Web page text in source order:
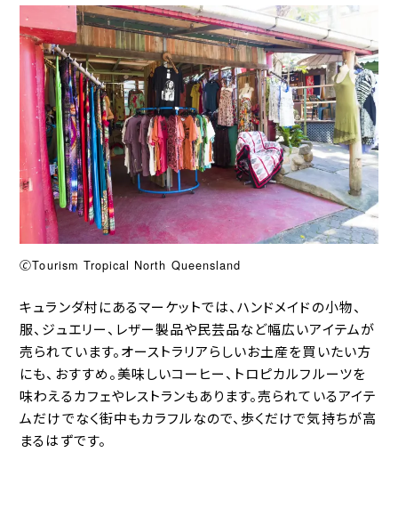
🄫Tourism Tropical North Queensland
キュランダ村にあるマーケットでは、ハンドメイドの小物、
服、ジュエリー、レザー製品や民芸品など幅広いアイテムが
売られています。オーストラリアらしいお土産を買いたい方
にも、おすすめ。美味しいコーヒー、トロピカルフルーツを
味わえるカフェやレストランもあります。売られているアイテ
ムだけでなく街中もカラフルなので、歩くだけで気持ちが高
まるはずです。